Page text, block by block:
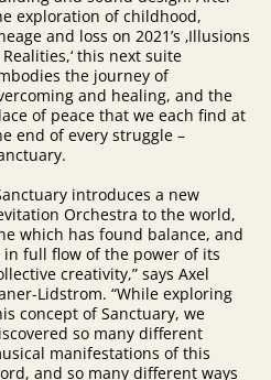
exploration of childhood,
and loss on 2021’s ‚Illusions
this next suite
the journey of
and healing, and the
of peace that we each find at
end of every struggle –
introduces a new
Orchestra to the world,
which has found balance, and
in full flow of the power of its
creativity,” says Axel
Lidstrom. “While exploring
concept of Sanctuary, we
so many different
manifestations of this
and so many different ways